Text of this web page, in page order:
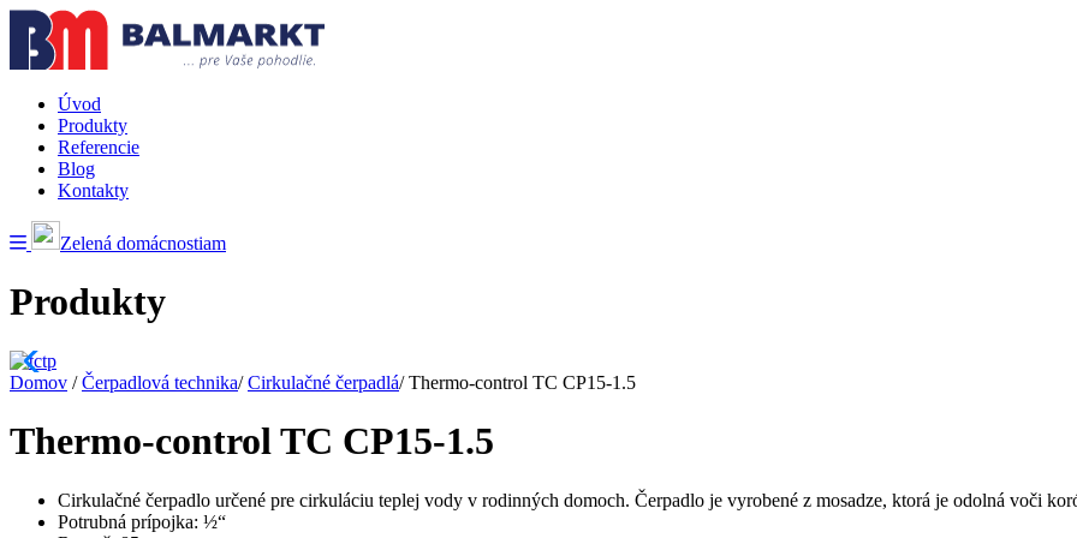
Úvod
Produkty
Referencie
Blog
Kontakty
Zelená domácnostiam
Produkty
Domov / Čerpadlová technika/ Cirkulačné čerpadlá/ Thermo-control TC CP15-1.5
Thermo-control TC CP15-1.5
Cirkulačné čerpadlo určené pre cirkuláciu teplej vody v rodinných domoch. Čerpadlo je vyrobené z mosadze, ktorá je odolná voči
Potrubná prípojka: ½“